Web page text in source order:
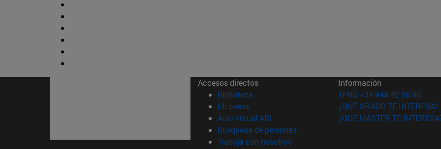
Accesos directos
Biblioteca (abre en nueva ventana)
Mi correo(abre en nueva ventana)
Aula virtual ADI (abre en nueva ventana)
Búsqueda de personas(abre en nueva ventana)
Trabaja con nosotros(abre en nueva ventana)
Información
TFNO +34 948 42 56 00
¿QUÉ GRADO TE INTERESA?
¿QUÉ MÁSTER TE